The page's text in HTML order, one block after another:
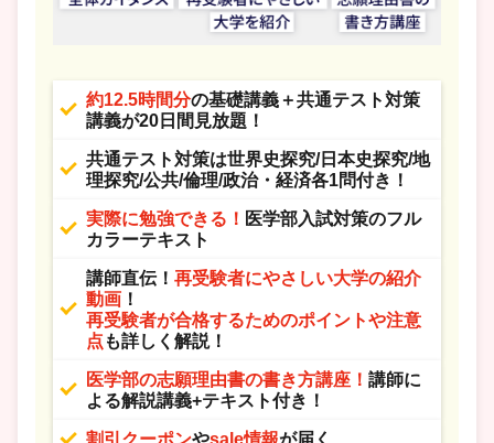
約12.5時間分の基礎講義＋共通テスト対策
講義が20日間見放題！
共通テスト対策は世界史探究/日本史探究/地
理探究/公共/倫理/政治・経済各1問付き！
実際に勉強できる！ 医学部入試対策のフル
カラーテキスト
講師直伝！ 再受験者にやさしい大学の紹介
動画 ！
再受験者が合格するためのポイントや注意
点 も詳しく解説！
医学部の志願理由書の書き方講座！ 講師に
よる解説講義+テキスト付き！